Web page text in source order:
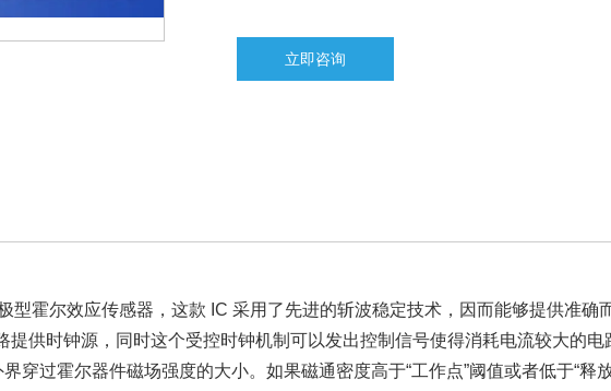
立即咨询
型霍尔效应传感器，这款 IC 采用了先进的斩波稳定技术，因而能够提供准
供时钟源，同时这个受控时钟机制可以发出控制信号使得消耗电流较大的
穿过霍尔器件磁场强度的大小。如果磁通密度高于“工作点”阈值或者低于“